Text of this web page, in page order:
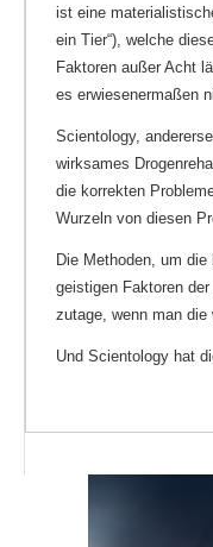
ist eine
ein Tier“), welche
Faktoren außer Acht
es erwiesenermaßen
Scientology,
wirksames
die korrekten
Wurzeln von diesen
Die Methoden, um
geistigen Faktoren
zutage, wenn man die
Und Scientology hat